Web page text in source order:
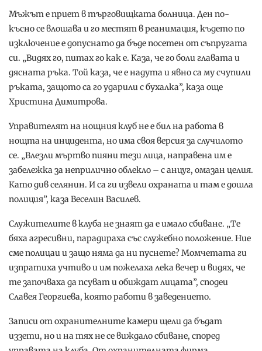
Мъжът е приет в търговищката болница. Ден по-
късно се влошава и го местят в реанимация, където по
изключение е допуснато да бъде посетен от съпругата
си. „Видях го, питах го как е. Каза, че го боли главата и
дясната ръка. Той каза, че е надута и явно са му счупили
ръката, защото са го ударили с бухалка”, каза още
Христина Димитрова.
Управителят на нощния клуб не е бил на работа в
нощта на инцидента, но има своя версия за случилото
се. „Влезли мъртво пияни тези лица, направена им е
забележка за неприлично облекло – с анцуг, омазан целия.
Като див селянин. И са ги извели охраната и там е дошла
полиция”, каза Веселин Василев.
Служителите в клуба не знаят да е имало сбиване. „Те
бяха агресивни, парадираха със служебно положение. Ние
сме полицаи и защо няма да ни пуснете? Момчетата ги
изпратиха учтиво и им пожелаха лека вечер и видях, че
те започваха да псуват и обиждат лицата”, сподеи
Славея Георгиева, която работи в заведението.
Записи от охранителните камери щели да бъдат
иззети, но и на тях не се виждало сбиване, според